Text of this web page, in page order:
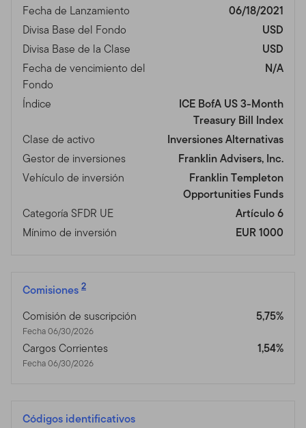
Fecha de Lanzamiento
06/18/2021
Divisa Base del Fondo
USD
Divisa Base de la Clase
USD
Fecha de vencimiento del
Fondo
N/A
Índice
ICE BofA US 3-Month
Treasury Bill Index
Clase de activo
Inversiones Alternativas
Gestor de inversiones
Franklin Advisers, Inc.
Vehículo de inversión
Franklin Templeton
Opportunities Funds
Categoría SFDR UE
Artículo 6
Mínimo de inversión
EUR 1000
Comisiones 2
Comisión de suscripción
Fecha 06/30/2026
5,75%
Cargos Corrientes
Fecha 06/30/2026
1,54%
Códigos identificativos